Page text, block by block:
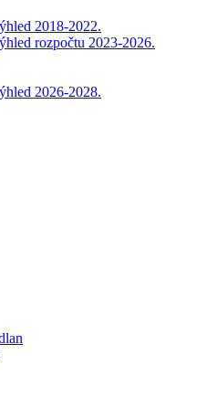
2018-2022.
rozpočtu 2023-2026.
2026-2028.